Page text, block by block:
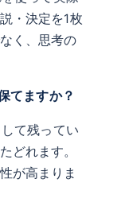
・決定を1枚
く、思考の
てますか？
て残ってい
どれます。
が高まりま